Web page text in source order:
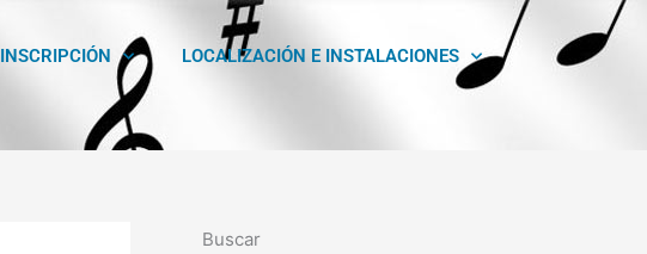
INSCRIPCIÓN LOCALIZACIÓN E INSTALACIONES
Buscar